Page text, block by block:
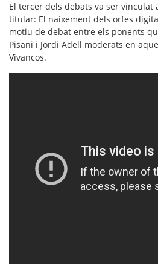
El tercer dels debats va ser vinculat
titular: El naixement dels orfes
motiu de debat entre els ponents
Pisani i Jordi Adell moderats en
Vivancos.